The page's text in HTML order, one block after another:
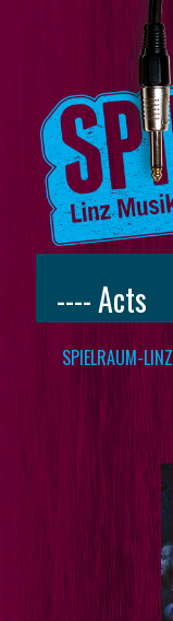
SPIELRAUM-LINZ